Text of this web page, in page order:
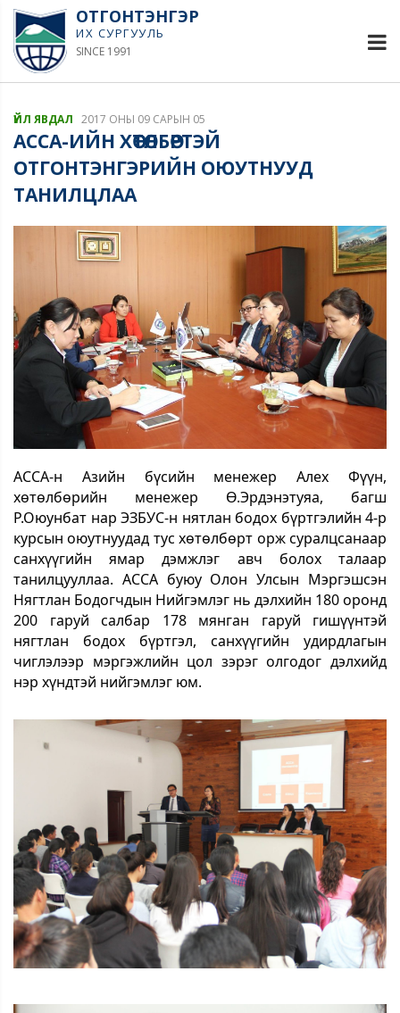
ОТГОНТЭНГЭР
ИХ СУРГУУЛЬ
SINCE 1991
ҮЙЛ ЯВДАЛ 2017 ОНЫ 09 САРЫН 05
АССА-ИЙН ХӨТӨЛБӨРТЭЙ
ОТГОНТЭНГЭРИЙН ОЮУТНУУД
ТАНИЛЦЛАА
АССА-н Азийн бүсийн менежер Алех Фүүн,
хөтөлбөрийн менежер Ө.Эрдэнэтуяа, багш
Р.Оюунбат нар ЭЗБУС-н нятлан бодох бүртгэлийн 4-р
курсын оюутнуудад тус хөтөлбөрт орж суралцсанаар
санхүүгийн ямар дэмжлэг авч болох талаар
танилцууллаа. АССА буюу Олон Улсын Мэргэшсэн
Нягтлан Бодогчдын Нийгэмлэг нь дэлхийн 180 оронд
200 гаруй салбар 178 мянган гаруй гишүүнтэй
нягтлан бодох бүртгэл, санхүүгийн удирдлагын
чиглэлээр мэргэжлийн цол зэрэг олгодог дэлхийд
нэр хүндтэй нийгэмлэг юм.